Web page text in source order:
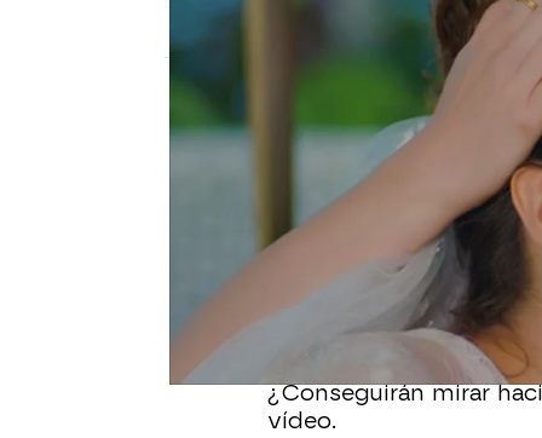
Publicado: 19 de marzo de 2021, 22:00
el día más
han quedado atrás
ocurridos con Cihan y
Es el momento en el
conversación pendiente.
¿Conseguirán mirar
vídeo.